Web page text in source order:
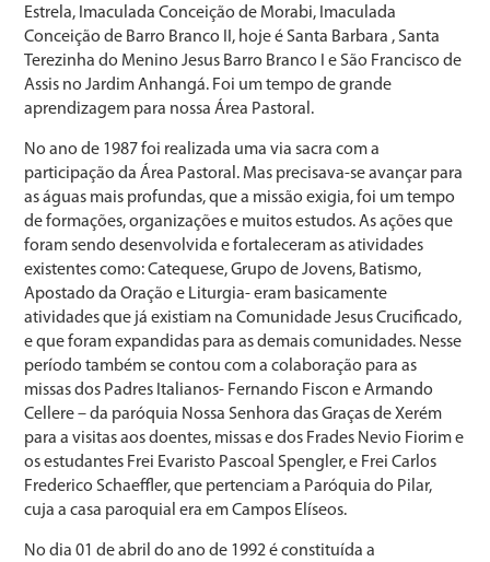
Estrela, Imaculada Conceição de Morabi, Imaculada
Conceição de Barro Branco II, hoje é Santa Barbara , Santa
Terezinha do Menino Jesus Barro Branco I e São Francisco de
Assis no Jardim Anhangá. Foi um tempo de grande
aprendizagem para nossa Área Pastoral.
No ano de 1987 foi realizada uma via sacra com a
participação da Área Pastoral. Mas precisava-se avançar para
as águas mais profundas, que a missão exigia, foi um tempo
de formações, organizações e muitos estudos. As ações que
foram sendo desenvolvida e fortaleceram as atividades
existentes como: Catequese, Grupo de Jovens, Batismo,
Apostado da Oração e Liturgia- eram basicamente
atividades que já existiam na Comunidade Jesus Crucificado,
e que foram expandidas para as demais comunidades. Nesse
período também se contou com a colaboração para as
missas dos Padres Italianos- Fernando Fiscon e Armando
Cellere – da paróquia Nossa Senhora das Graças de Xerém
para a visitas aos doentes, missas e dos Frades Nevio Fiorim e
os estudantes Frei Evaristo Pascoal Spengler, e Frei Carlos
Frederico Schaeffler, que pertenciam a Paróquia do Pilar,
cuja a casa paroquial era em Campos Elíseos.
No dia 01 de abril do ano de 1992 é constituída a